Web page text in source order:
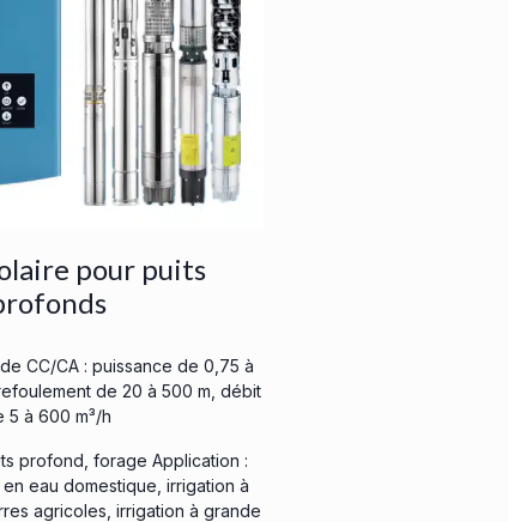
pour puits
CC/CA : puissance de 0,75 à
de 20 à 500 m, débit
5 à 600 m³/h
profond, forage Application :
eau domestique, irrigation à
agricoles, irrigation à grande